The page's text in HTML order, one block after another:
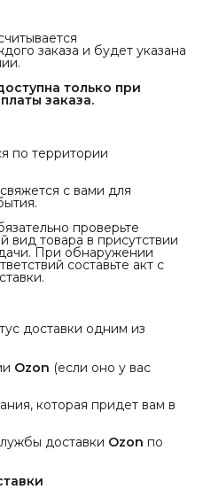
заказа и будет указана
только при
заказа.
по территории
с вами для
проверьте
товара в присутствии
При обнаружении
составьте акт с
доставки одним из
Ozon (если оно у вас
которая придет вам в
доставки Ozon по